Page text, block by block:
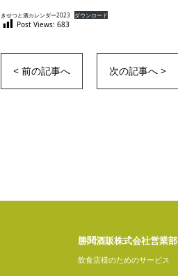
きせつと酒カレンダー2023 ダウンロード
Post Views: 683
< 前の記事へ 次の記事へ >
勝鬨酒販株式会社営業部
飲食店様のためのサービス